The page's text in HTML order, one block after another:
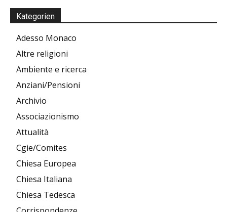
Kategorien
Adesso Monaco
Altre religioni
Ambiente e ricerca
Anziani/Pensioni
Archivio
Associazionismo
Attualità
Cgie/Comites
Chiesa Europea
Chiesa Italiana
Chiesa Tedesca